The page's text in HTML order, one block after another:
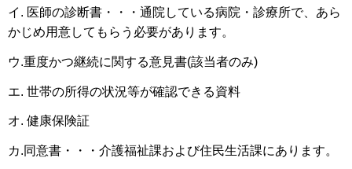
イ. 医師の診断書・・・通院している病院・診療所で、あら
かじめ用意してもらう必要があります。
ウ.重度かつ継続に関する意見書(該当者のみ)
エ. 世帯の所得の状況等が確認できる資料
オ. 健康保険証
カ.同意書・・・介護福祉課および住民生活課にあります。